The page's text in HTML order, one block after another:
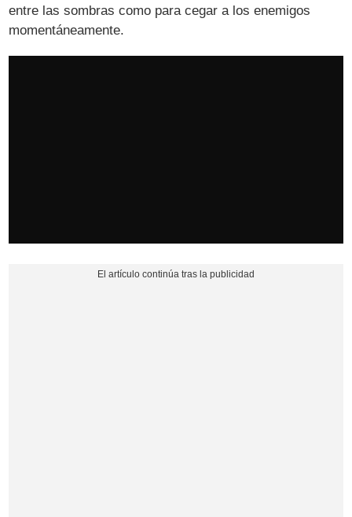
entre las sombras como para cegar a los enemigos
momentáneamente.